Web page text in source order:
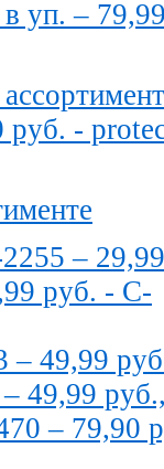
уп. –
руб. -
– 29,99
руб. - C-
– 49,99
49,99
– 79,90